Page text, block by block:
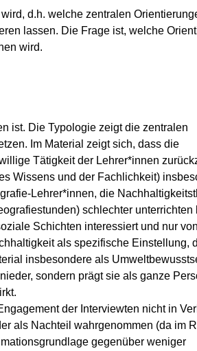
d.h. welche zentralen
lassen. Die Frage ist, welche
wird.
ist. Die Typologie zeigt die zentralen
Im Material zeigt sich, dass die
Tätigkeit der Lehrer*innen
Wissens und der Fachlichkeit)
Lehrer*innen, die
schlechter unterrichten
Schichten interessiert und nur
als spezifische Einstellung,
insbesondere als
sondern prägt sie als ganze
der Interviewten nicht in
als Nachteil wahrgenommen (da im
gegenüber weniger